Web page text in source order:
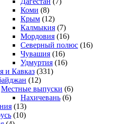
Коми (8)
Крым (12)
Калмыкия (7)
Мордовия (16)
Северный полюс (16)
Чувашия (16)
Удмуртия (16)
и Кавказ (331)
(12)
Местные выпуски (6)
Нахичевань (6)
(13)
(10)